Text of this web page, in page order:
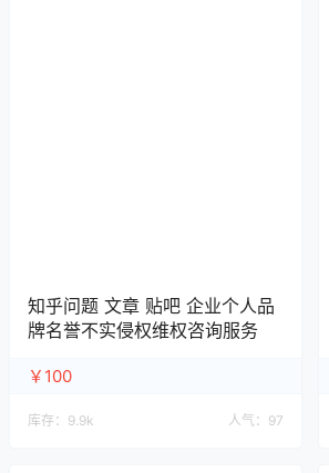
知乎问题 文章 贴吧 企业个人品
牌名誉不实侵权维权咨询服务
￥100
库存： 9.9k 人气： 97